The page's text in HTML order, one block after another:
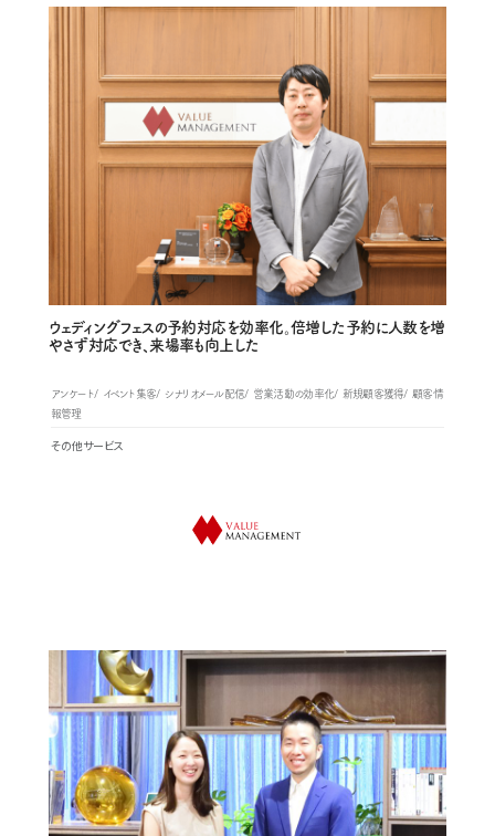
ウェディングフェスの予約対応を効率化。倍増した予約に人数を増
やさず対応でき、来場率も向上した
アンケート イベント集客 シナリオメール配信 営業活動の効率化 新規顧客獲得
顧客情
報管理
その他サービス